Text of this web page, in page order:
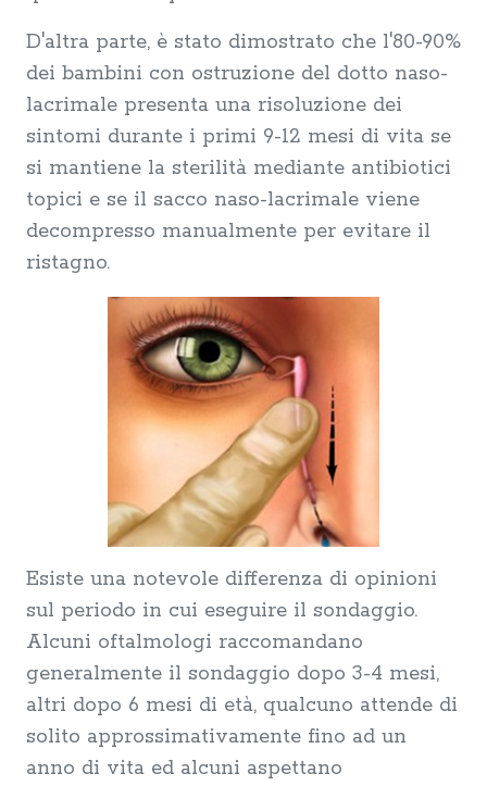
D'altra parte, è stato dimostrato che l'80-90%
dei bambini con ostruzione del dotto naso-
lacrimale presenta una risoluzione dei
sintomi durante i primi 9-12 mesi di vita se
si mantiene la sterilità mediante antibiotici
topici e se il sacco naso-lacrimale viene
decompresso manualmente per evitare il
ristagno.
Esiste una notevole differenza di opinioni
sul periodo in cui eseguire il sondaggio.
Alcuni oftalmologi raccomandano
generalmente il sondaggio dopo 3-4 mesi,
altri dopo 6 mesi di età, qualcuno attende di
solito approssimativamente fino ad un
anno di vita ed alcuni aspettano